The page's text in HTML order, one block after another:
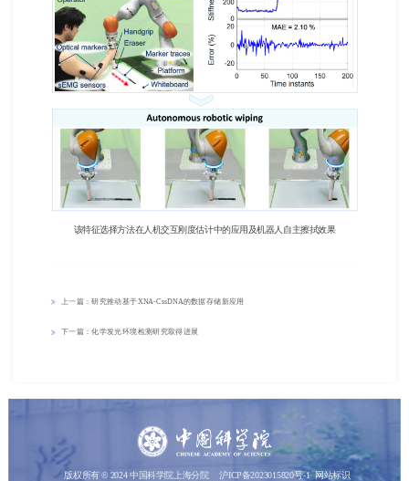
该特征选择方法在人机交互刚度估计中的应用及机器人自主擦拭效果
上一篇：研究推动基于XNA-CssDNA的数据存储新应用
下一篇：化学发光环境检测研究取得进展
版权所有 © 2024 中国科学院上海分院 沪ICP备2023015820号-1
网站标识